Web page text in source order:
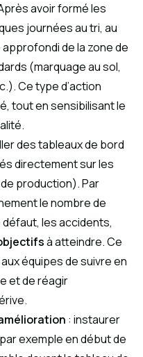
avoir formé les
journées au tri, au
de la zone de
(marquage au sol,
Ce type d’action
tout en sensibilisant le
des tableaux de bord
directement sur les
production). Par
le nombre de
les accidents,
à atteindre. Ce
équipes de suivre en
et de réagir
: instaurer
exemple en début de